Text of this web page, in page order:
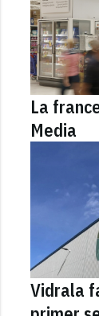
La
Media
Vidrala